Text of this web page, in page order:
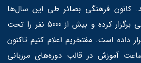
کانون فرهنگی بصائر طی این سال‌ها
حدود 400 دوره آموزشی برگزار کرده و بیش از 5000 نفر را تحت
داده است. مفتخریم اعلام کنیم تاکنون
180.000 نفر-ساعت آموزش در قالب دوره‌های مرزبانی